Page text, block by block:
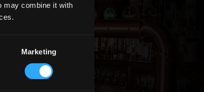
may combine it with
Marketing